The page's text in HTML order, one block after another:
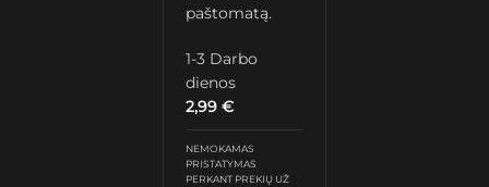
paštomatą.
1-3 Darbo
dienos
2,99€
NEMOKAMAS
PRISTATYMAS
PERKANT PREKIŲ UŽ